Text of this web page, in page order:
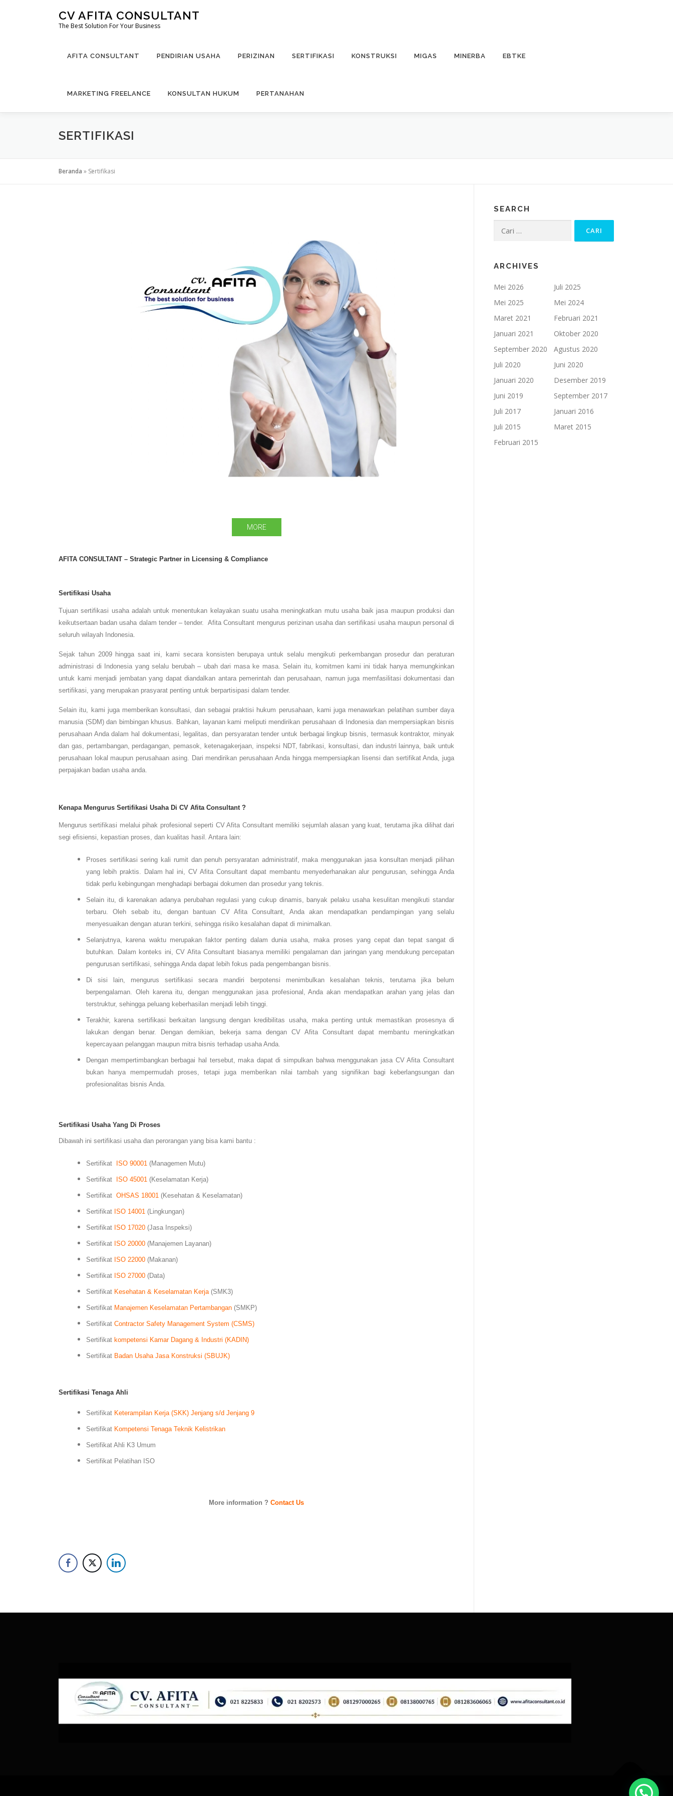
CV AFITA CONSULTANT
The Best Solution For Your Business
AFITA CONSULTANT PENDIRIAN USAHA PERIZINAN SERTIFIKASI KONSTRUKSI MIGAS MINERBA EBTKE
MARKETING FREELANCE KONSULTAN HUKUM PERTANAHAN
SERTIFIKASI
Beranda » Sertifikasi
MORE
AFITA CONSULTANT – Strategic Partner in Licensing & Compliance
Sertifikasi Usaha
Tujuan sertifikasi usaha adalah untuk menentukan kelayakan suatu usaha meningkatkan mutu usaha baik jasa maupun produksi dan
keikutsertaan badan usaha dalam tender – tender. Afita Consultant mengurus perizinan usaha dan sertifikasi usaha maupun personal di
seluruh wilayah Indonesia.
Sejak tahun 2009 hingga saat ini, kami secara konsisten berupaya untuk selalu mengikuti perkembangan prosedur dan peraturan
administrasi di Indonesia yang selalu berubah – ubah dari masa ke masa. Selain itu, komitmen kami ini tidak hanya memungkinkan
untuk kami menjadi jembatan yang dapat diandalkan antara pemerintah dan perusahaan, namun juga memfasilitasi dokumentasi dan
sertifikasi, yang merupakan prasyarat penting untuk berpartisipasi dalam tender.
Selain itu, kami juga memberikan konsultasi, dan sebagai praktisi hukum perusahaan, kami juga menawarkan pelatihan sumber daya
manusia (SDM) dan bimbingan khusus. Bahkan, layanan kami meliputi mendirikan perusahaan di Indonesia dan mempersiapkan bisnis
perusahaan Anda dalam hal dokumentasi, legalitas, dan persyaratan tender untuk berbagai lingkup bisnis, termasuk kontraktor, minyak
dan gas, pertambangan, perdagangan, pemasok, ketenagakerjaan, inspeksi NDT, fabrikasi, konsultasi, dan industri lainnya, baik untuk
perusahaan lokal maupun perusahaan asing. Dari mendirikan perusahaan Anda hingga mempersiapkan lisensi dan sertifikat Anda, juga
perpajakan badan usaha anda.
Kenapa Mengurus Sertifikasi Usaha Di CV Afita Consultant ?
Mengurus sertifikasi melalui pihak profesional seperti CVAfita Consultantmemiliki sejumlah alasan yang kuat, terutama jika dilihat dari
segi efisiensi, kepastian proses, dan kualitas hasil. Antara lain:
Proses sertifikasi sering kali rumit dan penuh persyaratan administratif, maka menggunakan jasa konsultan menjadi pilihan
yang lebih praktis. Dalam hal ini, CV Afita Consultant dapat membantu menyederhanakan alur pengurusan, sehingga Anda
tidak perlu kebingungan menghadapi berbagai dokumen dan prosedur yang teknis.
Selain itu, di karenakan adanya perubahan regulasi yang cukup dinamis, banyak pelaku usaha kesulitan mengikuti standar
terbaru. Oleh sebab itu, dengan bantuan CV Afita Consultant, Anda akan mendapatkan pendampingan yang selalu
menyesuaikan dengan aturan terkini, sehingga risiko kesalahan dapat di minimalkan.
Selanjutnya, karena waktu merupakan faktor penting dalam dunia usaha, maka proses yang cepat dan tepat sangat di
butuhkan. Dalam konteks ini, CV Afita Consultant biasanya memiliki pengalaman dan jaringan yang mendukung percepatan
pengurusan sertifikasi, sehingga Anda dapat lebih fokus pada pengembangan bisnis.
Di sisi lain, mengurus sertifikasi secara mandiri berpotensi menimbulkan kesalahan teknis, terutama jika belum
berpengalaman. Oleh karena itu, dengan menggunakan jasa profesional, Anda akan mendapatkan arahan yang jelas dan
terstruktur, sehingga peluang keberhasilan menjadi lebih tinggi.
Terakhir, karena sertifikasi berkaitan langsung dengan kredibilitas usaha, maka penting untuk memastikan prosesnya di
lakukan dengan benar. Dengan demikian, bekerja sama dengan CV Afita Consultant dapat membantu meningkatkan
kepercayaan pelanggan maupun mitra bisnis terhadap usaha Anda.
Dengan mempertimbangkan berbagai hal tersebut, maka dapat di simpulkan bahwa menggunakan jasa CV Afita Consultant
bukan hanya mempermudah proses, tetapi juga memberikan nilai tambah yang signifikan bagi keberlangsungan dan
profesionalitas bisnis Anda.
Sertifikasi Usaha Yang Di Proses
Dibawah ini sertifikasi usaha dan perorangan yang bisa kami bantu :
Sertifikat ISO 90001 (Managemen Mutu)
Sertifikat ISO 45001 (Keselamatan Kerja)
Sertifikat OHSAS 18001 (Kesehatan & Keselamatan)
Sertifikat ISO 14001 (Lingkungan)
Sertifikat ISO 17020 (Jasa Inspeksi)
Sertifikat ISO 20000 (Manajemen Layanan)
Sertifikat ISO 22000 (Makanan)
Sertifikat ISO 27000 (Data)
Sertifikat Kesehatan & Keselamatan Kerja(SMK3)
Sertifikat Manajemen Keselamatan Pertambangan (SMKP)
Sertifikat Contractor Safety Management System (CSMS)
Sertifikat kompetensi Kamar Dagang & Industri (KADIN)
Sertifikat Badan Usaha Jasa Konstruksi (SBUJK)
Sertifikasi Tenaga Ahli
Sertifikat Keterampilan Kerja (SKK) Jenjang s/d Jenjang 9
Sertifikat Kompetensi Tenaga Teknik Kelistrikan
Sertifikat Ahli K3 Umum
Sertifikat Pelatihan ISO
More information ? Contact Us
SEARCH
untuk:
ARCHIVES
Mei 2026
Juli 2025
Mei 2025
Mei 2024
Maret 2021
Februari 2021
Januari 2021
Oktober 2020
September 2020
Agustus 2020
Juli 2020
Juni 2020
Januari 2020
Desember 2019
Juni 2019
September 2017
Juli 2017
Januari 2016
Juli 2015
Maret 2015
Februari 2015